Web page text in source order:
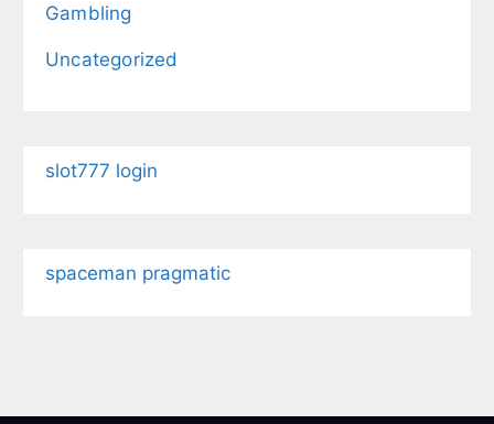
Gambling
Uncategorized
slot777 login
spaceman pragmatic